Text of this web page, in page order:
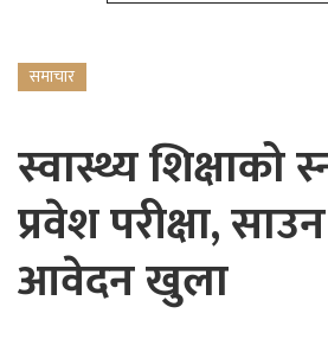
समाचार
स्वास्थ्य शिक्षाको
प्रवेश परीक्षा,
आवेदन खुला